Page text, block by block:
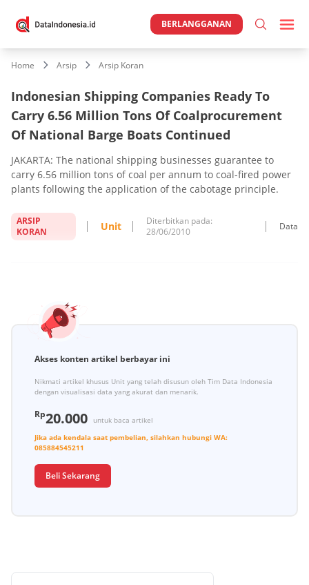
BERLANGGANAN
Home Arsip Arsip Koran
Indonesian Shipping Companies Ready To
Carry 6.56 Million Tons Of Coalprocurement
Of National Barge Boats Continued
JAKARTA: The national shipping businesses guarantee to
carry 6.56 million tons of coal per annum to coal-fired power
plants following the application of the cabotage principle.
ARSIP
KORAN
Unit
Diterbitkan pada:
28/06/2010
Data
Akses konten artikel berbayar ini
Nikmati artikel khusus Unit yang telah disusun oleh Tim Data Indonesia
dengan visualisasi data yang akurat dan menarik.
Rp20.000
untuk baca artikel
Jika ada kendala saat pembelian, silahkan hubungi WA:
085884545211
Beli Sekarang